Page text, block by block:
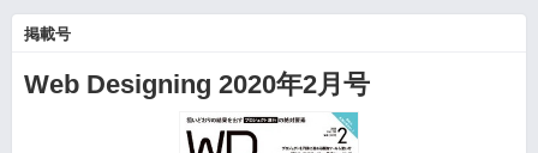
掲載号
Web Designing 2020年2月号